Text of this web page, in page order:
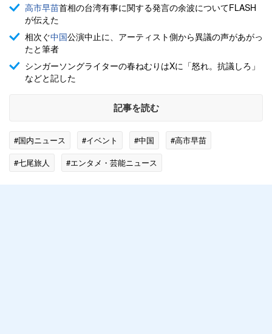
高市早苗首相の台湾有事に関する発言の余波についてFLASH
が伝えた
相次ぐ中国公演中止に、アーティスト側から異議の声があがっ
たと筆者
シンガーソングライターの春ねむりはXに「怒れ。抗議しろ」
などと記した
記事を読む
#国内ニュース #イベント #中国
#高市早苗
#七尾旅人
#エンタメ・芸能ニュース